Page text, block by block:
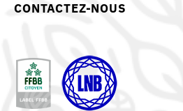
CONTACTEZ-NOUS